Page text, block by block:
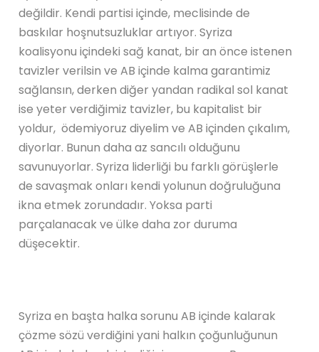
değildir. Kendi partisi içinde, meclisinde de
baskılar hoşnutsuzluklar artıyor. Syriza
koalisyonu içindeki sağ kanat, bir an önce istenen
tavizler verilsin ve AB içinde kalma garantimiz
sağlansın, derken diğer yandan radikal sol kanat
ise yeter verdiğimiz tavizler, bu kapitalist bir
yoldur, ödemiyoruz diyelim ve AB içinden çıkalım,
diyorlar. Bunun daha az sancılı olduğunu
savunuyorlar. Syriza liderliği bu farklı görüşlerle
de savaşmak onları kendi yolunun doğruluğuna
ikna etmek zorundadır. Yoksa parti
parçalanacak ve ülke daha zor duruma
düşecektir.
Syriza en başta halka sorunu AB içinde kalarak
çözme sözü verdiğini yani halkın çoğunluğunun